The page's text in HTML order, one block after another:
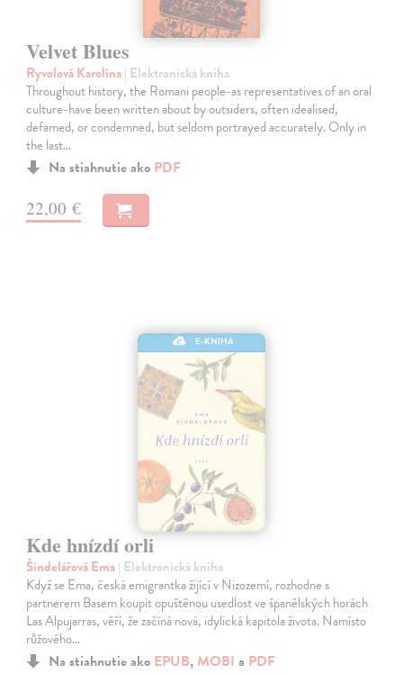
Velvet Blues
Ryvolová Karolína| Elektronická kniha
Throughout history, the Romani people-as representatives of an oral
culture-have been written about by outsiders, often idealised,
defamed, or condemned, but seldom portrayed accurately. Only in
the last…
Na stiahnutie ako PDF
22,00 €
E-KNIHA
Kde hnízdí orli
Šindelářová Ema| Elektronická kniha
Když se Ema, česká emigrantka žijící v Nizozemí, rozhodne s
partnerem Basem koupit opuštěnou usedlost ve španělských horách
Las Alpujarras, věří, že začíná nová, idylická kapitola života. Namísto
růžového…
Na stiahnutie ako EPUB, MOBI a PDF